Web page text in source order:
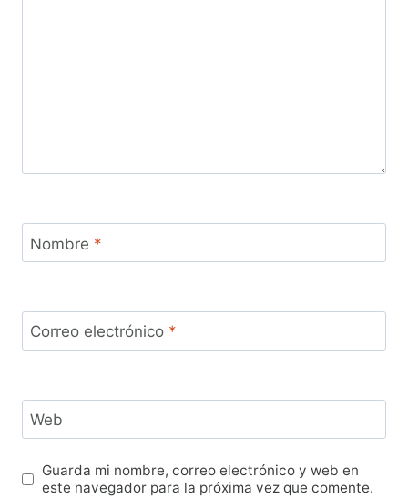
Nombre *
Correo electrónico *
Web
Guarda mi nombre, correo electrónico y web en
este navegador para la próxima vez que comente.